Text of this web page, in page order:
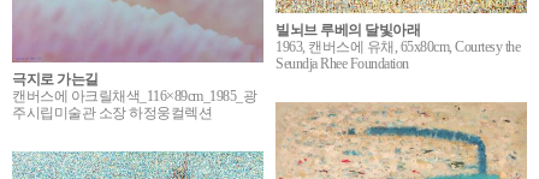
극지로 가는길
캔버스에 아크릴채색_116×89cm_1985_광
주시립미술관 소장 하정웅컬렉션
빌뇌브 루베의 달빛아래
1963, 캔버스에 유채, 65x80cm, Courtesy the
Seundja Rhee Foundation